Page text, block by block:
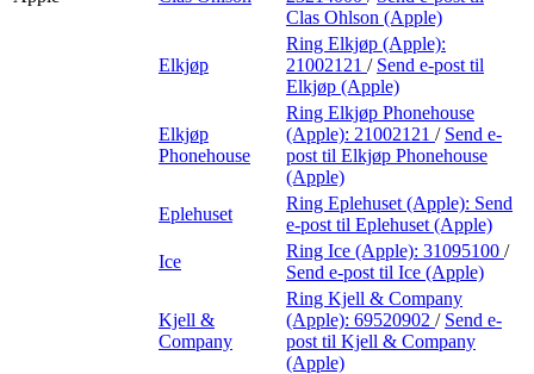
Clas Ohlson (Apple)
Elkjøp
Ring Elkjøp (Apple):
21002121 / Send e-post til
Elkjøp (Apple)
Elkjøp
Phonehouse
Ring Elkjøp Phonehouse
(Apple): 21002121 / Send e-
post til Elkjøp Phonehouse
(Apple)
Eplehuset
Ring Eplehuset (Apple): Send
e-post til Eplehuset (Apple)
Ice
Ring Ice (Apple): 31095100 /
Send e-post til Ice (Apple)
Kjell &
Company
Ring Kjell & Company
(Apple): 69520902 / Send e-
post til Kjell & Company
(Apple)